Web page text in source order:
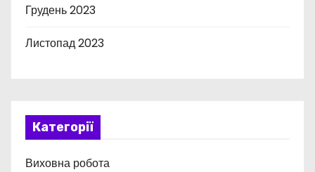
Грудень 2023
Листопад 2023
Категорії
Виховна робота